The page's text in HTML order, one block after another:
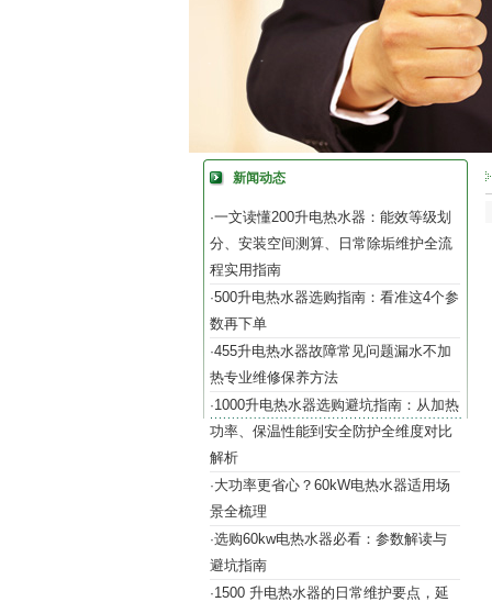
新闻动态
·一文读懂200升电热水器：能效等级划
分、安装空间测算、日常除垢维护全流
程实用指南
·500升电热水器选购指南：看准这4个参
数再下单
·455升电热水器故障常见问题漏水不加
热专业维修保养方法
·1000升电热水器选购避坑指南：从加热
功率、保温性能到安全防护全维度对比
解析
·大功率更省心？60kW电热水器适用场
景全梳理
·选购60kw电热水器必看：参数解读与
避坑指南
·1500 升电热水器的日常维护要点，延